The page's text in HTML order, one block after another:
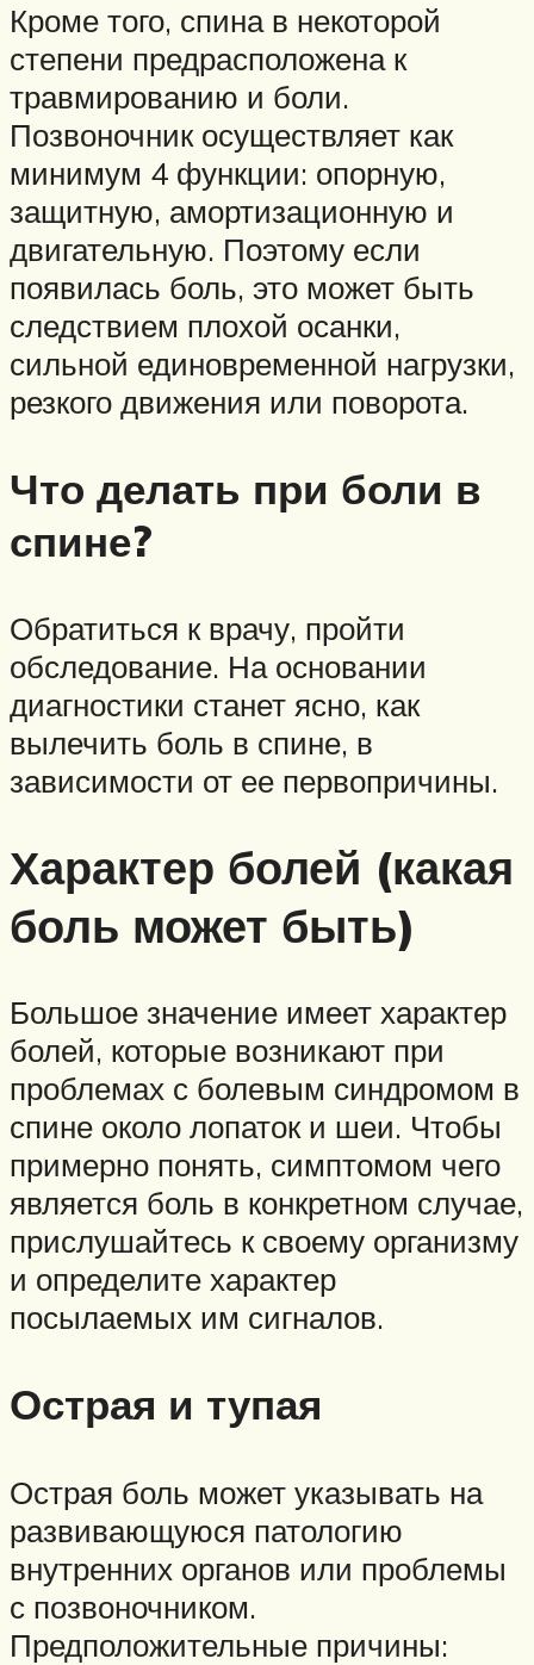
Кроме того, спина в некоторой
степени предрасположена к
травмированию и боли.
Позвоночник осуществляет как
минимум 4 функции: опорную,
защитную, амортизационную и
двигательную. Поэтому если
появилась боль, это может быть
следствием плохой осанки,
сильной единовременной нагрузки,
резкого движения или поворота.
Что делать при боли в
спине?
Обратиться к врачу, пройти
обследование. На основании
диагностики станет ясно, как
вылечить боль в спине, в
зависимости от ее первопричины.
Характер болей (какая
боль может быть)
Большое значение имеет характер
болей, которые возникают при
проблемах с болевым синдромом в
спине около лопаток и шеи. Чтобы
примерно понять, симптомом чего
является боль в конкретном случае,
прислушайтесь к своему организму
и определите характер
посылаемых им сигналов.
Острая и тупая
Острая боль может указывать на
развивающуюся патологию
внутренних органов или проблемы
с позвоночником.
Предположительные причины: